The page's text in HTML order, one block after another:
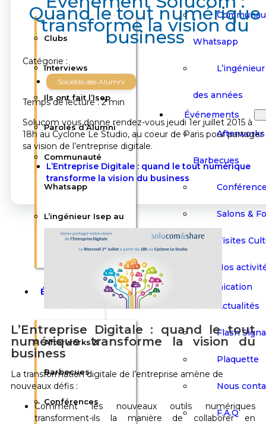
Clubs
Interviews
Ils ont fait l’Isep
Paroles d’Alumni
Communauté
Whatsapp
L’ingénieur Isep au
fil des années
Événements
Afterworks &
Barbecues
Conférences
Whatsapp
des années
Événements
Afterworks
Barbecues
Salons &
Visites
Nos
Communication
Actualités
Flash
Plaquette
Nous
F.A.Q
Quand le tout numérique
transforme la vision du
business
Catégorie :
Sociétés des Alumni
Temps de lecture : 2 min
Solucom vous donne rendez-vous jeudi 1er juillet 2015 à
18h au Cyclone Le Studio, au coeur de Paris pour partager
sa vision de l’entreprise digitale.
L’Entreprise Digitale : quand le tout numérique
transforme la vision du business
L’Entreprise Digitale : quand le tout
numérique transforme la vision du
business
La transformation digitale de l’entreprise amène de
nouveaux défis :
Comment les nouveaux outils numériques
transforment-ils la manière de collaborer en